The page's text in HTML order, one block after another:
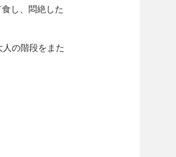
し、悶絶した
の階段をまた